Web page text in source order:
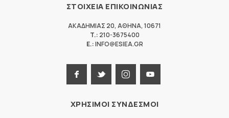
ΣΤΟΙΧΕΙΑ ΕΠΙΚΟΙΝΩΝΙΑΣ
ΑΚΑΔΗΜΙΑΣ 20, ΑΘΗΝΑ, 10671
T.: 210-3675400
E.:INFO@ESIEA.GR
ΧΡΗΣΙΜΟΙ ΣΥΝΔΕΣΜΟΙ